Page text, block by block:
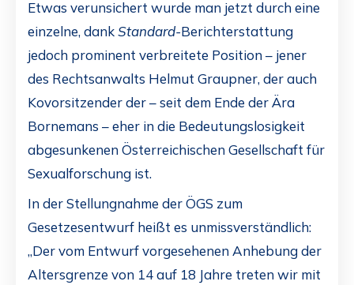
Etwas verunsichert wurde man jetzt durch eine
einzelne, dankStandard-Berichterstattung
jedoch prominent verbreitete Position – jener
des Rechtsanwalts Helmut Graupner, der auch
Kovorsitzender der – seit dem Ende der Ära
Bornemans – eher in die Bedeutungslosigkeit
abgesunkenen Österreichischen Gesellschaft für
Sexualforschung ist.
In der Stellungnahme der ÖGS zum
Gesetzesentwurf heißt es unmissverständlich:
„Der vom Entwurf vorgesehenen Anhebung der
Altersgrenze von 14 auf 18 Jahre treten wir mit